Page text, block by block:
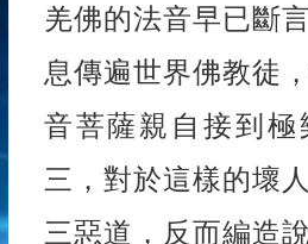
羌佛的法音早已斷
息傳遍世界佛教徒
音菩薩親自接到極
三，對於這樣的壞
三惡道，反而編造